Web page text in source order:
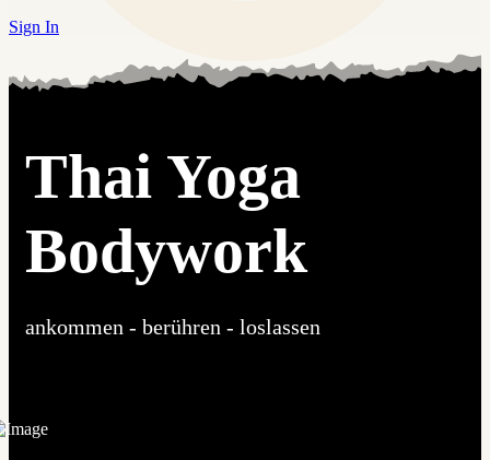
Sign In
Thai Yoga
Bodywork
ankommen - berühren - loslassen